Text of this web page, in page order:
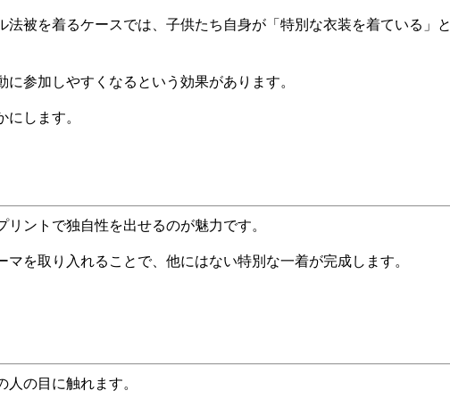
被を着るケースでは、子供たち自身が「特別な衣装を着ている」と
参加しやすくなるという効果があります。
します。
ントで独自性を出せるのが魅力です。
を取り入れることで、他にはない特別な一着が完成します。
の目に触れます。